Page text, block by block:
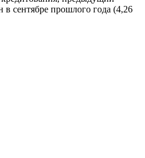
сентябре прошлого года (4,26